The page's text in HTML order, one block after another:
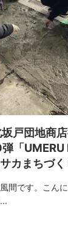
坂戸団地商
「
カまちづく
間です。こん